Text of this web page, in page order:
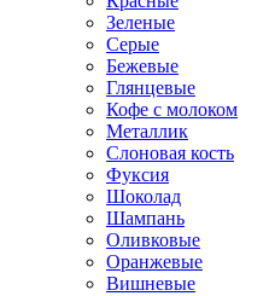
Зеленые
Серые
Бежевые
Глянцевые
Кофе с молоком
Металлик
Слоновая кость
Фуксия
Шоколад
Шампань
Оливковые
Оранжевые
Вишневые